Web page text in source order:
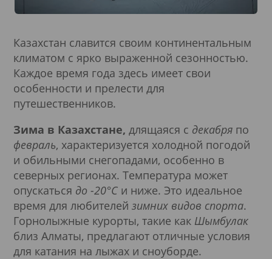
Казахстан славится своим континентальным
климатом с ярко выраженной сезонностью.
Каждое время года здесь имеет свои
особенности и прелести для
путешественников.
Зима в Казахстане, длящаяся с декабря по
февраль, характеризуется холодной погодой
и обильными снегопадами, особенно в
северных регионах. Температура может
опускаться до -20°C и ниже. Это идеальное
время для любителей зимних видов спорта.
Горнолыжные курорты, такие как Шымбулак
близ Алматы, предлагают отличные условия
для катания на лыжах и сноуборде.